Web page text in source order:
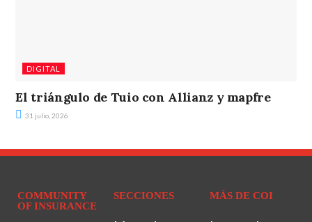
DIGITAL
El triángulo de Tuio con Allianz y mapfre
31 julio, 2026
COMMUNITY
OF INSURANCE
SECCIONES MÁS DE COI